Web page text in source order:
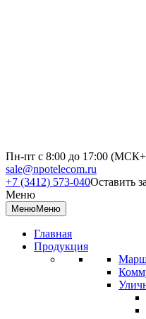
Пн-пт с 8:00 до 17:00
sale@npotelecom.ru
+7 (3412) 573-040Оставить
Меню
МенюМеню
Главная
Продукция